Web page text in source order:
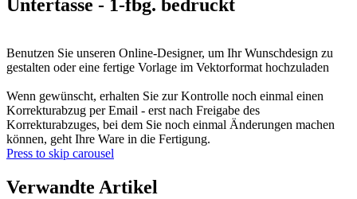
Untertasse - 1-fbg. bedruckt
Benutzen Sie unseren Online-Designer, um Ihr Wunschdesign zu
gestalten oder eine fertige Vorlage im Vektorformat hochzuladen
Wenn gewünscht, erhalten Sie zur Kontrolle noch einmal einen
Korrekturabzug per Email - erst nach Freigabe des
Korrekturabzuges, bei dem Sie noch einmal Änderungen machen
können, geht Ihre Ware in die Fertigung.
Press to skip carousel
Verwandte Artikel